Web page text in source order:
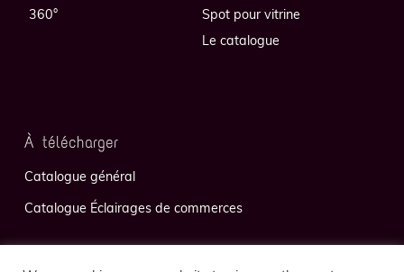
360°
Spot pour vitrine
Le catalogue
À télécharger
Catalogue général
Catalogue Éclairages de commerces